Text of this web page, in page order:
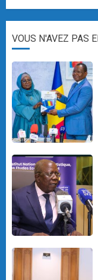
VOUS N'AVEZ PAS